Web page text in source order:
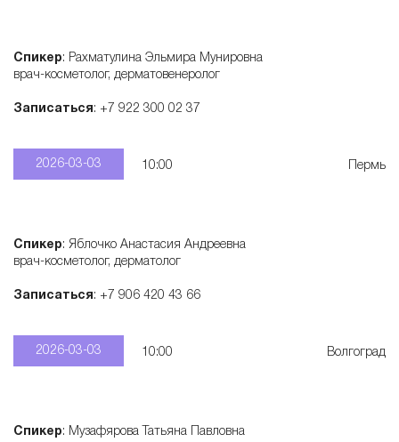
Спикер: Рахматулина Эльмира Мунировна
врач-косметолог, дерматовенеролог
Записаться: +7 922 300 02 37
2026-03-03 10:00 Пермь
Спикер: Яблочко Анастасия Андреевна
врач-косметолог, дерматолог
Записаться: +7 906 420 43 66
2026-03-03 10:00 Волгоград
Спикер: Музафярова Татьяна Павловна